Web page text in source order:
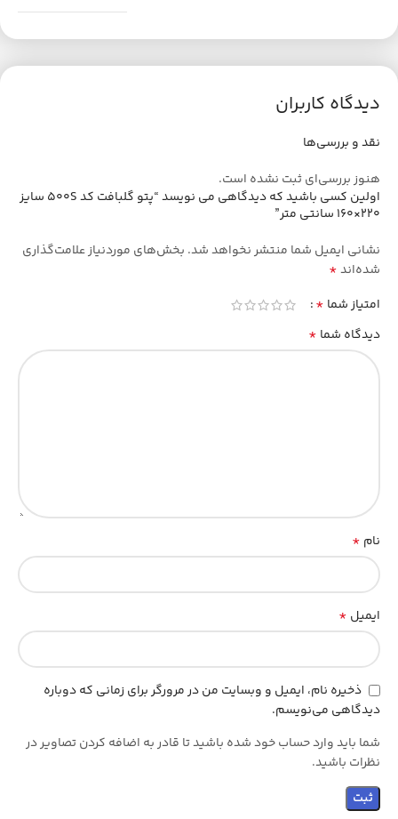
دیدگاه کاربران
نقد و بررسی‌ها
هنوز بررسی‌ای ثبت نشده است.
اولین کسی باشید که دیدگاهی می نویسد “پتو گلبافت کد 500S سایز
220×160 سانتی متر”
نشانی ایمیل شما منتشر نخواهد شد. بخش‌های موردنیاز علامت‌گذاری
شده‌اند*
امتیاز شما *
دیدگاه شما *
نام *
ایمیل *
ذخیره نام، ایمیل و وبسایت من در مرورگر برای زمانی که دوباره
دیدگاهی می‌نویسم.
شما باید وارد حساب خود شده باشید تا قادر به اضافه کردن تصاویر در
نظرات باشید.